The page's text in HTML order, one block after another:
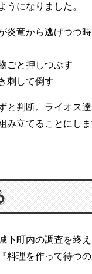
うになりました。
炎竜から逃げつつ
ごと押しつぶす
刺して倒す
と判断。ライオス
立てることにしま
下町内の調査を終
料理を作って待つ